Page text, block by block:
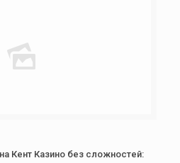
Кент Казино без сложностей: